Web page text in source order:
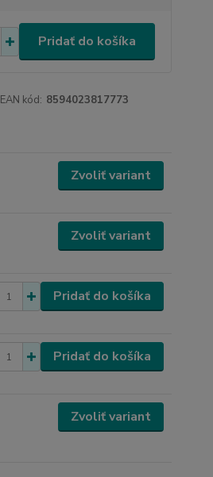
Pridať do košíka
EAN kód: 8594023817773
Zvoliť variant
Zvoliť variant
Pridať do košíka
Pridať do košíka
Zvoliť variant